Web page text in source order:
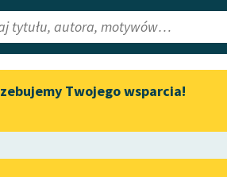
Lektury
Aktualności
Zapraszamy na
literatury
Twojego wsparcia!